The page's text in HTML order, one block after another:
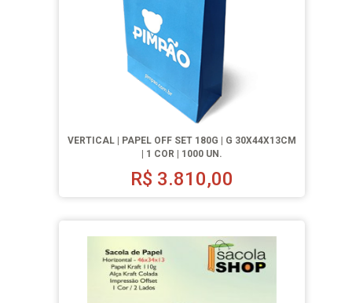
VERTICAL | PAPEL OFF SET 180G | G 30X44X13CM
| 1 COR | 1000 UN.
R$ 3.810,00